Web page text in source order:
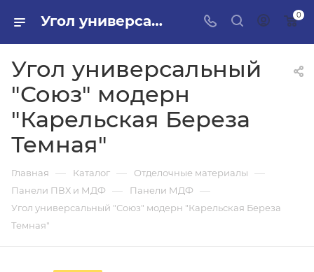
Угол универсальный "Союз" модерн "Карельская Береза Темная" в ПИЛОН — купить стройматериалы в интернет-магазине ПИЛОН с доставкой оптом и в розницу 0
Угол универсальный
"Союз" модерн
"Карельская Береза
Темная"
Главная — Каталог — Отделочные материалы —
Панели ПВХ и МДФ — Панели МДФ —
Угол универсальный "Союз" модерн "Карельская Береза
Темная"